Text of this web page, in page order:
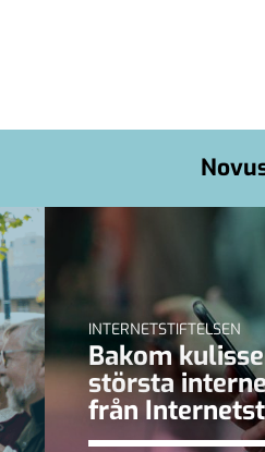
INTERNETSTIFTELSEN
Bakom
största
från